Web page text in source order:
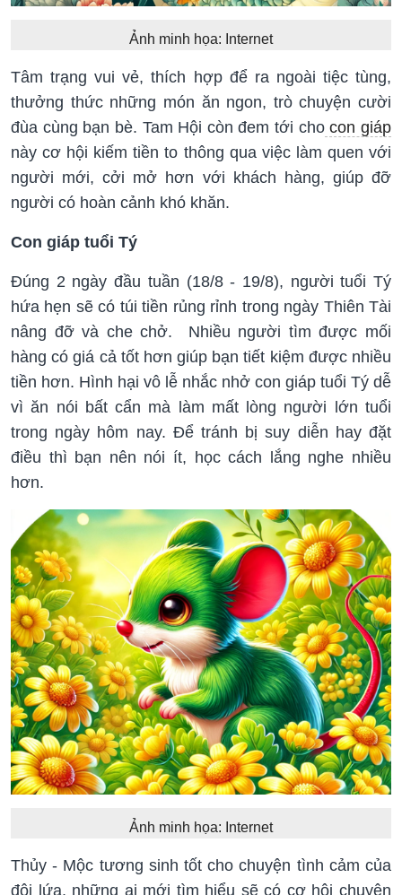
Ảnh minh họa: Internet
Tâm trạng vui vẻ, thích hợp để ra ngoài tiệc tùng,
thưởng thức những món ăn ngon, trò chuyện cười
đùa cùng bạn bè. Tam Hội còn đem tới chocon giáp
này cơ hội kiếm tiền to thông qua việc làm quen với
người mới, cởi mở hơn với khách hàng, giúp đỡ
người có hoàn cảnh khó khăn.
Con giáp tuổi Tý
Đúng 2 ngày đầu tuần (18/8 - 19/8), người tuổi Tý
hứa hẹn sẽ có túi tiền rủng rỉnh trong ngày Thiên Tài
nâng đỡ và che chở. Nhiều người tìm được mối
hàng có giá cả tốt hơn giúp bạn tiết kiệm được nhiều
tiền hơn. Hình hại vô lễ nhắc nhở con giáp tuổi Tý dễ
vì ăn nói bất cẩn mà làm mất lòng người lớn tuổi
trong ngày hôm nay. Để tránh bị suy diễn hay đặt
điều thì bạn nên nói ít, học cách lắng nghe nhiều
hơn.
Ảnh minh họa: Internet
Thủy - Mộc tương sinh tốt cho chuyện tình cảm của
đôi lứa, những ai mới tìm hiểu sẽ có cơ hội chuyện